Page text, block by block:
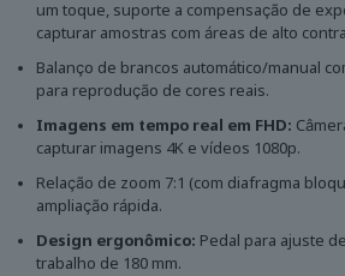
um toque, suporte a compensação de
capturar amostras com áreas de alto
Balanço de brancos automático/manual
para reprodução de cores reais.
Imagens em tempo real em FHD:
capturar imagens 4K e vídeos 1080p.
Relação de zoom 7:1 (com diafragma
ampliação rápida.
Design ergonômico: Pedal para ajuste
trabalho de 180 mm.